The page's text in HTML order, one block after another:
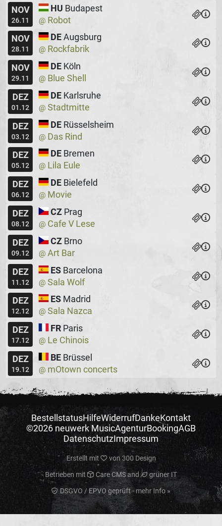
NOV
26.11
HU Budapest
@ Robot
NOV
28.11
DE Augsburg
@ Rockfabrik
NOV
29.11
DE Köln
@ Blue Shell
DEZ
01.12
DE Karlsruhe
@ Stadtmitte
DEZ
03.12
DE Rüsselsheim
@ Das Rind
DEZ
05.12
DE Bremen
@ Lila Eule
DEZ
06.12
DE Bielefeld
@ Movie
DEZ
08.12
CZ Prag
@ Cafe V Lese
DEZ
09.12
CZ Brno
@ Art Bar
DEZ
11.12
ES Barcelona
@ Sala Wolf
DEZ
12.12
ES Madrid
@ Sala Nazca
DEZ
17.12
FR Paris
@ Le Chinois
DEZ
19.12
BE Brüssel
@ mOtown concerts
BestellstatusHilfeWiderrufDankeKontakt
©2026 neuwerk MusicAgenturBookingAGB
DatenschutzImpressum
Erstellt mit von300 Design
Betrieben mit Care CMSand grüner IT
DSGVO / EPVO geprüft - mehr Info »